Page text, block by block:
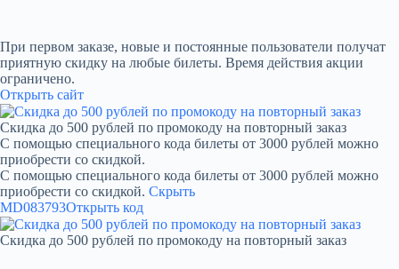
При первом заказе, новые и постоянные пользователи получат
приятную скидку на любые билеты. Время действия акции
ограничено.
Открыть сайт
Скидка до 500 рублей по промокоду на повторный заказ
С помощью специального кода билеты от 3000 рублей можно
приобрести со скидкой.
С помощью специального кода билеты от 3000 рублей можно
приобрести со скидкой. Скрыть
MD083793Открыть код
Скидка до 500 рублей по промокоду на повторный заказ